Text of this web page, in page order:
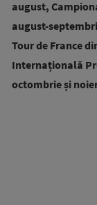
august,
august-
Tour de France
Internațională
octombrie și